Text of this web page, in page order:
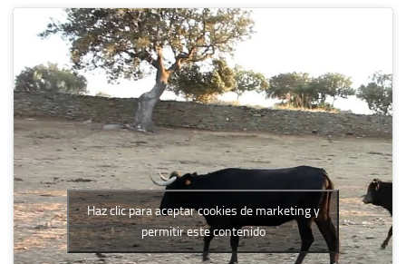
Haz clic para aceptar cookies de marketing y
permitir este contenido